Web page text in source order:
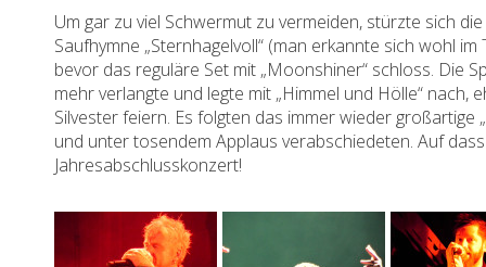
Um gar zu viel Schwermut zu vermeiden, stürzte sich
Saufhymne „Sternhagelvoll“ (man erkannte sich wohl
bevor das reguläre Set mit „Moonshiner“ schloss. Die
mehr verlangte und legte mit „Himmel und Hölle“
Silvester feiern. Es folgten das immer wieder großartige
und unter tosendem Applaus verabschiedeten. Auf
Jahresabschlusskonzert!